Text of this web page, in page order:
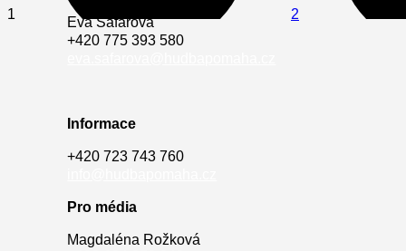
1 2
Eva Šafářova
+420 775 393 580
Informace
+420 723 743 760
Pro média
Magdaléna Rožková